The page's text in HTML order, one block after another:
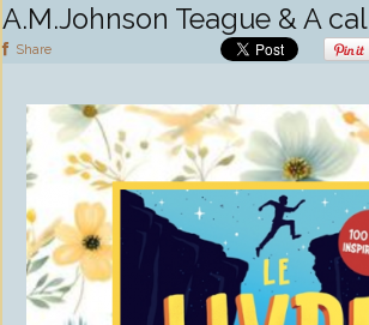
A.M.Johnson Teague & A
Share